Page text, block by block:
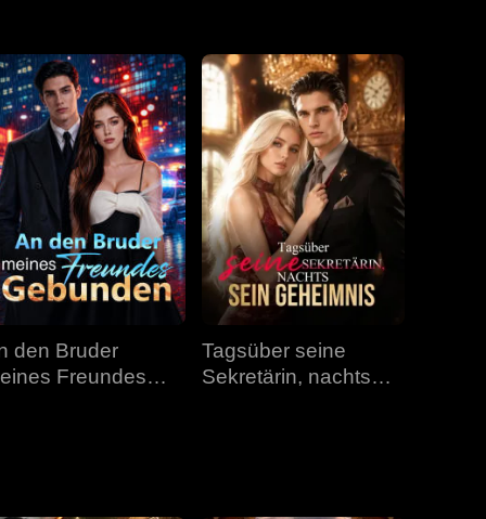
Folge 34 Folge 35 Folge 36
Folge 37 Folge 38
Folge 40
den Bruder
Freundes
Tagsüber seine
Sekretärin, nachts